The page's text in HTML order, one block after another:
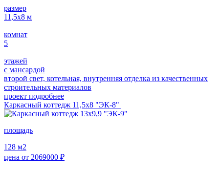
размер
11,5х8 м
комнат
5
этажей
с мансардой
второй свет, котельная, внутренняя отделка из качественных
строительных материалов
проект подробнее
Каркасный коттедж 11,5х8 "ЭК-8"
площадь
128 м2
цена от 2069000 ₽